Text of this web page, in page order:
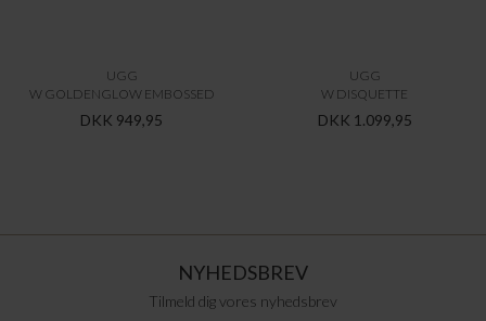
UGG
W GOLDENGLOW EMBOSSED
DKK 949,95
UGG
W DISQUETTE
DKK 1.099,95
NYHEDSBREV
Tilmeld dig vores nyhedsbrev